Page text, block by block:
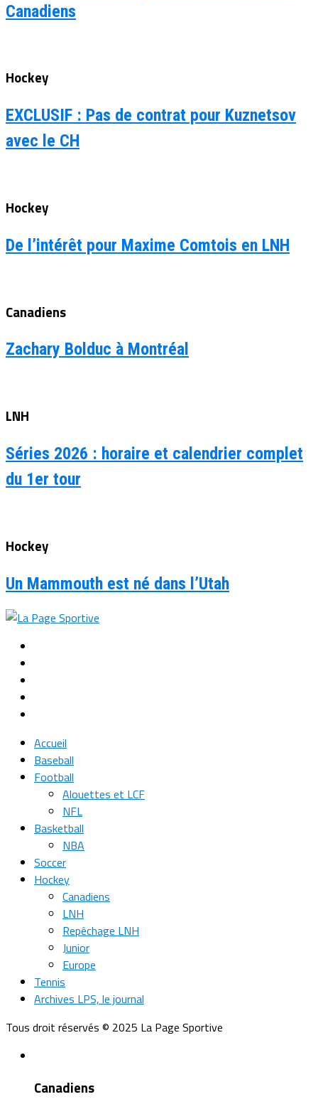
Canadiens
Hockey
EXCLUSIF : Pas de contrat pour Kuznetsov
avec le CH
Hockey
De l’intérêt pour Maxime Comtois en LNH
Canadiens
Zachary Bolduc à Montréal
LNH
Séries 2026 : horaire et calendrier complet
du 1er tour
Hockey
Un Mammouth est né dans l’Utah
Accueil
Baseball
Football
Alouettes et LCF
NFL
Basketball
NBA
Soccer
Hockey
Canadiens
LNH
Repêchage LNH
Junior
Europe
Tennis
Archives LPS, le journal
Tous droit réservés © 2025 La Page Sportive
Canadiens